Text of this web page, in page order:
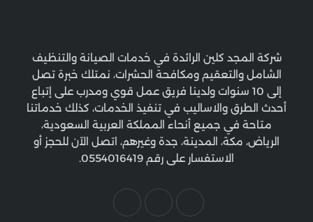
شركة المجد كلين الرائدة في خدمات الصيانة والتنظيف
الشامل والتعقيم ومكافحة الحشرات، نمتلك خبرة تصل
إلى 10 سنوات ولدينا فريق عمل قوي ومدرب على إتباع
أحدث الطرق والاساليب في تنفيذ الخدمات، كذلك خدماتنا
متاحة في جميع أنحاء المملكة العربية السعودية،
الرياض، مكة، المدينة، جدة وغيرهم، اتصل الآن للحجز أو
الاستفسار على رقم 0554016419.